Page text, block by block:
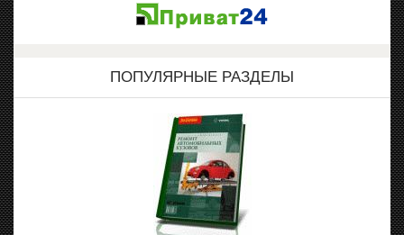
ПОПУЛЯРНЫЕ РАЗДЕЛЫ